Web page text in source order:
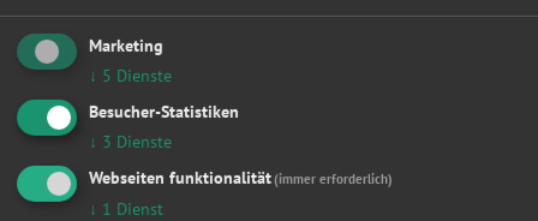
01.11.2016 13:04:06
Hier können Sie kostenlos Werkstattangebote einholen!
Manuell
Marketing
↓ 5 Dienste
Besucher-Statistiken
↓ 3 Dienste
Webseiten funktionalität(immer erforderlich)
↓ 1 Dienst